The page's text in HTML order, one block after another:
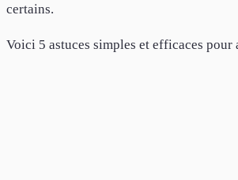
certains.
Voici 5 astuces simples et efficaces